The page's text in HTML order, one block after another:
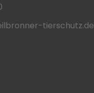
tierschutz.de